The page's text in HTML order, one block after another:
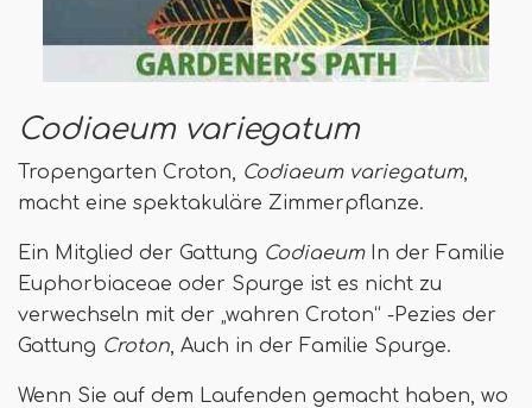
Codiaeum variegatum
Tropengarten Croton, Codiaeum variegatum,
macht eine spektakuläre Zimmerpflanze.
Ein Mitglied der Gattung CodiaeumIn der Familie
Euphorbiaceae oder Spurge ist es nicht zu
verwechseln mit der „wahren Croton“ -Pezies der
Gattung Croton, Auch in der Familie Spurge.
Wenn Sie auf dem Laufenden gemacht haben, wo